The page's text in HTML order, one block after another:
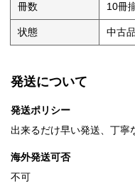
冊数 10冊
状態 中古
発送について
発送ポリシー
出来るだけ早い発送、丁寧
海外発送可否
不可